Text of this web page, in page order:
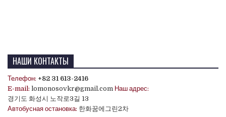
НАШИ КОНТАКТЫ
Телефон: +82 31 613-2416
E-mail: lomonosovkr@gmail.com Наш адрес:
경기도 화성시 노작로3길 13
Автобусная остановка: 한화꿈에그린2차